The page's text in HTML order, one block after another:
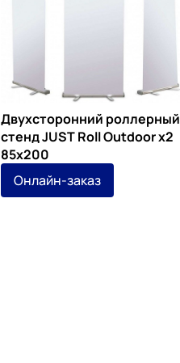
Двухсторонний роллерный
стенд JUST Roll Outdoor x2
85х200
Онлайн-заказ